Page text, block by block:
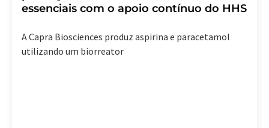
essenciais com o apoio contínuo do HHS
A Capra Biosciences produz aspirina e paracetamol
utilizando um biorreator